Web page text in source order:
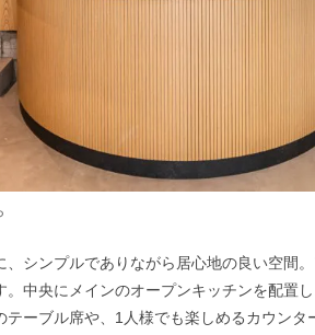
、シンプルでありながら居心地の良い空間
中央にメインのオープンキッチンを配置
ーブル席や、1人様でも楽しめるカウンタ